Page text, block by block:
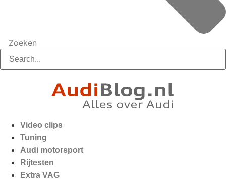
Zoeken
Video clips
Tuning
Audi motorsport
Rijtesten
Extra VAG